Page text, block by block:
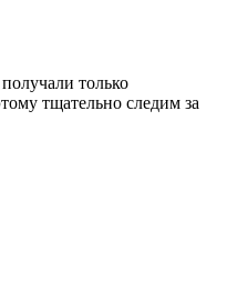
только
тщательно следим за